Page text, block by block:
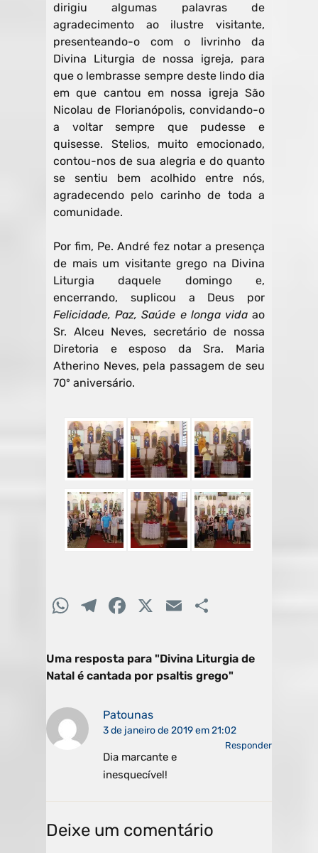
dirigiu algumas palavras de
agradecimento ao ilustre visitante,
presenteando-o com o livrinho da
Divina Liturgia de nossa igreja, para
que o lembrasse sempre deste lindo dia
em que cantou em nossa igreja São
Nicolau de Florianópolis, convidando-o
a voltar sempre que pudesse e
quisesse. Stelios, muito emocionado,
contou-nos de sua alegria e do quanto
se sentiu bem acolhido entre nós,
agradecendo pelo carinho de toda a
comunidade.
Por fim, Pe. André fez notar a presença
de mais um visitante grego na Divina
Liturgia daquele domingo e,
encerrando, suplicou a Deus por
Felicidade, Paz, Saúde e longa vida ao
Sr. Alceu Neves, secretário de nossa
Diretoria e esposo da Sra. Maria
Atherino Neves, pela passagem de seu
70º aniversário.
W
at
s
p
p
T
e
gr
m
F
c
e
o
o
k
X
E
ai
l
m
p
til
h
Uma resposta para "Divina Liturgia de
Natal é cantada por psaltis grego"
Patounas
3 de janeiro de 2019 em 21:02
Responder
Dia marcante e
inesquecível!
Deixe um comentário